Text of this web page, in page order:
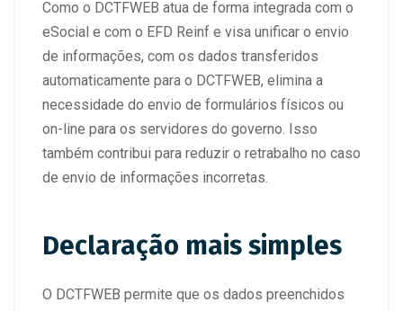
Como o DCTFWEB atua de forma integrada com o
eSocial e com o EFD Reinf e visa unificar o envio
de informações, com os dados transferidos
automaticamente para o DCTFWEB, elimina a
necessidade do envio de formulários físicos ou
on-line para os servidores do governo. Isso
também contribui para reduzir o retrabalho no caso
de envio de informações incorretas.
Declaração mais simples
O DCTFWEB permite que os dados preenchidos